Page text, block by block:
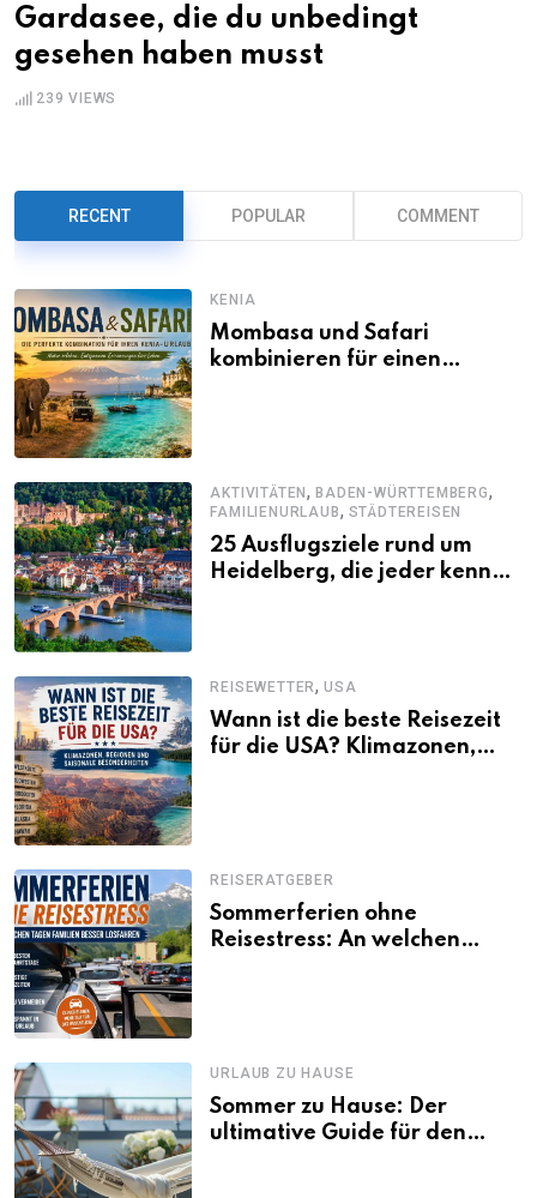
Gardasee, die du unbedingt
gesehen haben musst
239 VIEWS
RECENT POPULAR COMMENT
KENIA
Mombasa und Safari
kombinieren für einen
AKTIVITÄTEN,BADEN-WÜRTTEMBERG,
FAMILIENURLAUB, STÄDTEREISEN
25 Ausflugsziele rund um
Heidelberg, die jeder kennen
REISEWETTER,USA
Wann ist die beste Reisezeit
für die USA? Klimazonen,
REISERATGEBER
Sommerferien ohne
Reisestress: An welchen
URLAUB ZU HAUSE
Sommer zu Hause: Der
ultimative Guide für den